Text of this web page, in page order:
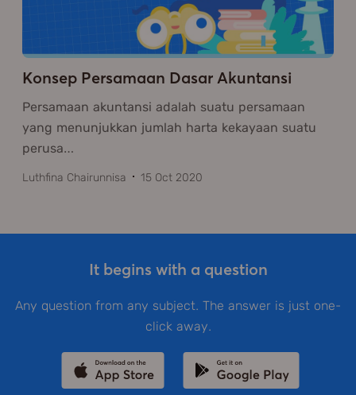
Konsep Persamaan Dasar Akuntansi
Persamaan akuntansi adalah suatu persamaan
yang menunjukkan jumlah harta kekayaan suatu
perusa…
Luthfina Chairunnisa 15 Oct 2020
It begins with a question
Any question from any subject. The answer is just one-
click away.